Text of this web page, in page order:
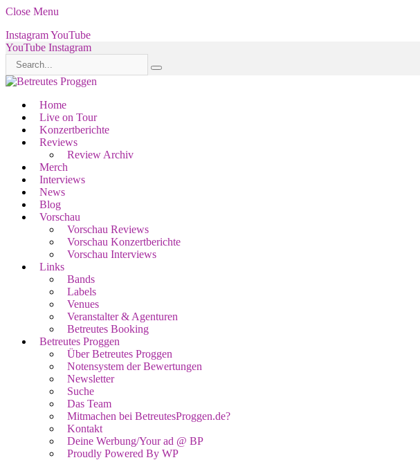
Close Menu
InstagramYouTube
YouTube Instagram
Home
Live on Tour
Konzertberichte
Reviews
Review Archiv
Merch
Interviews
News
Blog
Vorschau
Vorschau Reviews
Vorschau Konzertberichte
Vorschau Interviews
Links
Bands
Labels
Venues
Veranstalter & Agenturen
Betreutes Booking
Betreutes Proggen
Über Betreutes Proggen
Notensystem der Bewertungen
Newsletter
Suche
Das Team
Mitmachen bei BetreutesProggen.de?
Kontakt
Deine Werbung/Your ad @ BP
Proudly Powered By WP